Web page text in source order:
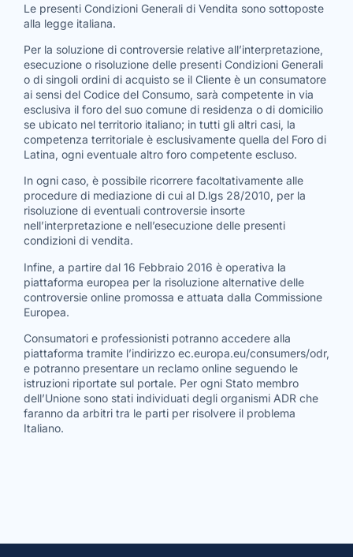
Le presenti Condizioni Generali di Vendita sono sottoposte
alla legge italiana.
Per la soluzione di controversie relative all’interpretazione,
esecuzione o risoluzione delle presenti Condizioni Generali
o di singoli ordini di acquisto se il Cliente è un consumatore
ai sensi del Codice del Consumo, sarà competente in via
esclusiva il foro del suo comune di residenza o di domicilio
se ubicato nel territorio italiano; in tutti gli altri casi, la
competenza territoriale è esclusivamente quella del Foro di
Latina, ogni eventuale altro foro competente escluso.
In ogni caso, è possibile ricorrere facoltativamente alle
procedure di mediazione di cui al D.lgs 28/2010, per la
risoluzione di eventuali controversie insorte
nell’interpretazione e nell’esecuzione delle presenti
condizioni di vendita.
Infine, a partire dal 16 Febbraio 2016 è operativa la
piattaforma europea per la risoluzione alternative delle
controversie online promossa e attuata dalla Commissione
Europea.
Consumatori e professionisti potranno accedere alla
piattaforma tramite l’indirizzo ec.europa.eu/consumers/odr,
e potranno presentare un reclamo online seguendo le
istruzioni riportate sul portale. Per ogni Stato membro
dell’Unione sono stati individuati degli organismi ADR che
faranno da arbitri tra le parti per risolvere il problema
Italiano.